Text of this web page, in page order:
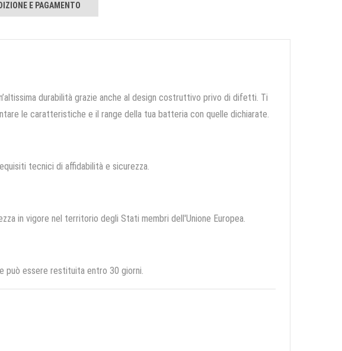
E PAGAMENTO
durabilità grazie anche al design costruttivo privo di difetti. Ti
le caratteristiche e il range della tua batteria con quelle dichiarate.
tecnici di affidabilità e sicurezza.
in vigore nel territorio degli Stati membri dell'Unione Europea.
può essere restituita entro 30 giorni.